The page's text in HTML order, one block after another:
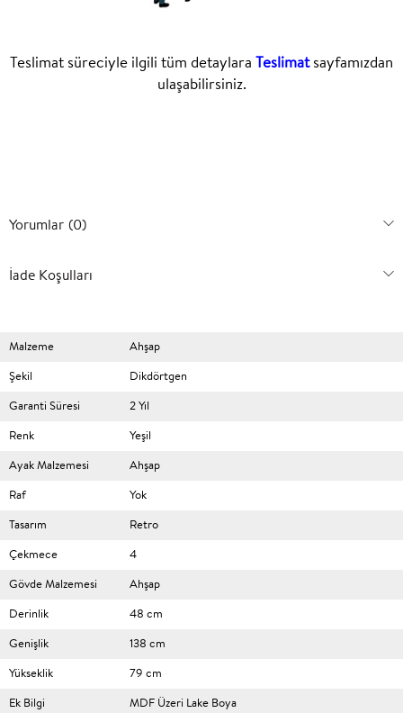
Teslimat süreciyle ilgili tüm detaylara Teslimatsayfamızdan
ulaşabilirsiniz.
Yorumlar (0)
İade Koşulları
Malzeme Ahşap
Şekil Dikdörtgen
Garanti Süresi 2 Yıl
Renk Yeşil
Ayak Malzemesi Ahşap
Raf Yok
Tasarım Retro
Çekmece 4
Gövde Malzemesi Ahşap
Derinlik 48 cm
Genişlik 138 cm
Yükseklik 79 cm
Ek Bilgi MDF Üzeri Lake Boya